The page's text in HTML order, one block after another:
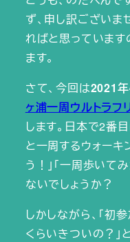
ず、申し訳ございま
ればと思っていま
ます。
さて、今回は2021
ヶ浦一周ウルトラフ
します。日本で2番
と一周するウォーキ
う！」「一周歩いて
ないでしょうか？
しかしながら、「初
くらいきついの？」